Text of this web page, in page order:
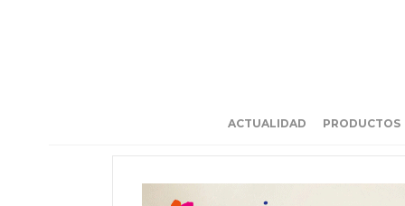
ACTUALIDAD PRODUCTOS